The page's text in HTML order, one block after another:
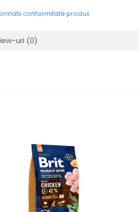
conformitate produs
uri (0)